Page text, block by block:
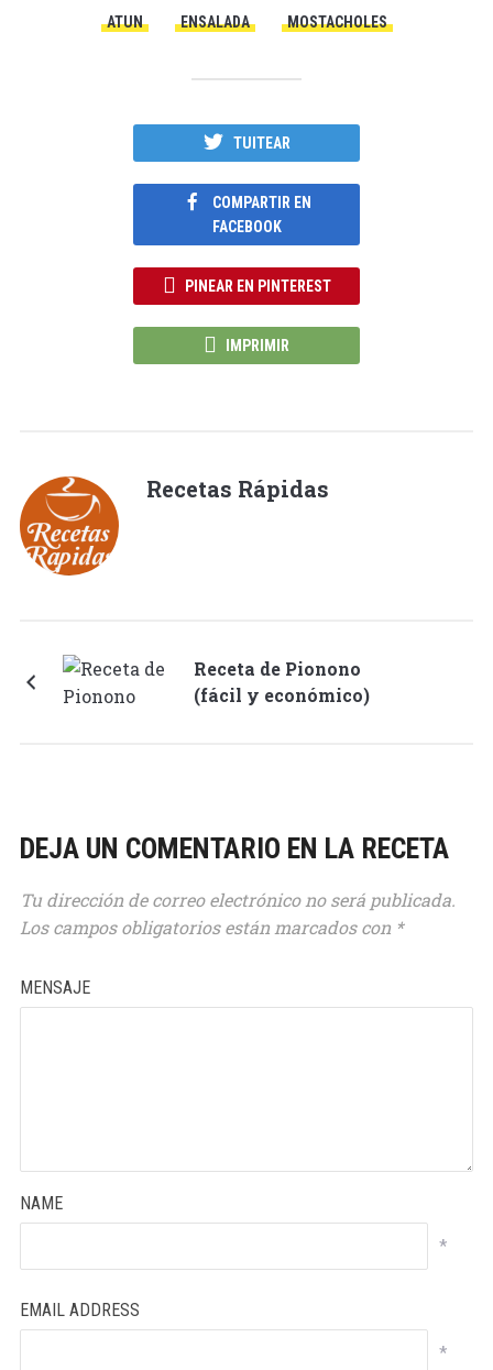
ATUN ENSALADA MOSTACHOLES
TUITEAR
COMPARTIR EN
FACEBOOK
PINEAR EN PINTEREST
IMPRIMIR
Recetas Rápidas
Receta de Pionono
(fácil y económico)
DEJA UN COMENTARIO EN LA RECETA
Tu dirección de correo electrónico no será publicada.
Los campos obligatorios están marcados con *
MENSAJE
NAME
*
EMAIL ADDRESS
*